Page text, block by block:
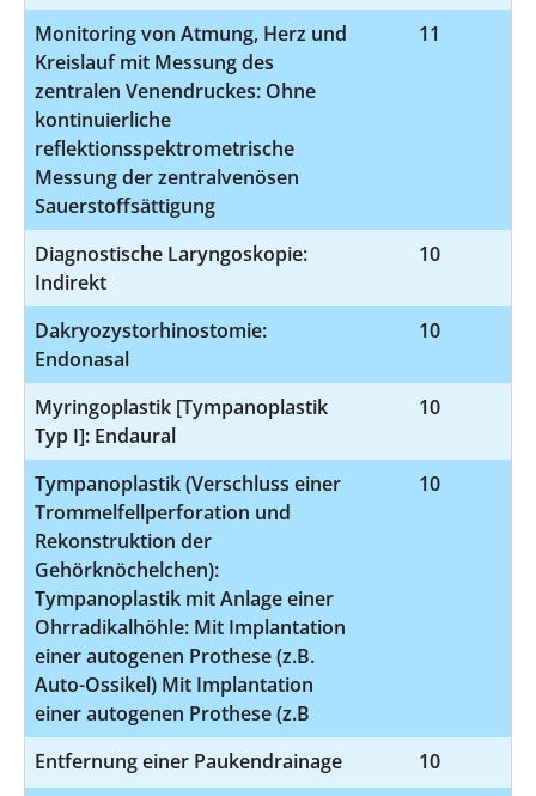
Monitoring von Atmung, Herz und
Kreislauf mit Messung des
zentralen Venendruckes: Ohne
kontinuierliche
reflektionsspektrometrische
Messung der zentralvenösen
Sauerstoffsättigung
11
Diagnostische Laryngoskopie:
Indirekt
10
Dakryozystorhinostomie:
Endonasal
10
Myringoplastik [Tympanoplastik
Typ I]: Endaural
10
Tympanoplastik (Verschluss einer
Trommelfellperforation und
Rekonstruktion der
Gehörknöchelchen):
Tympanoplastik mit Anlage einer
Ohrradikalhöhle: Mit Implantation
einer autogenen Prothese (z.B.
Auto-Ossikel) Mit Implantation
einer autogenen Prothese (z.B
10
Entfernung einer Paukendrainage 10